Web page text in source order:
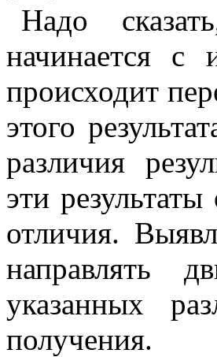
Надо
начинается с
происходит
этого
различия
эти
отличия.
направлять
указанных
получения.